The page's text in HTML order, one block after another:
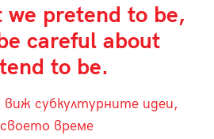
we pretend to be,
careful about
to be.
субкултурните идеи,
време